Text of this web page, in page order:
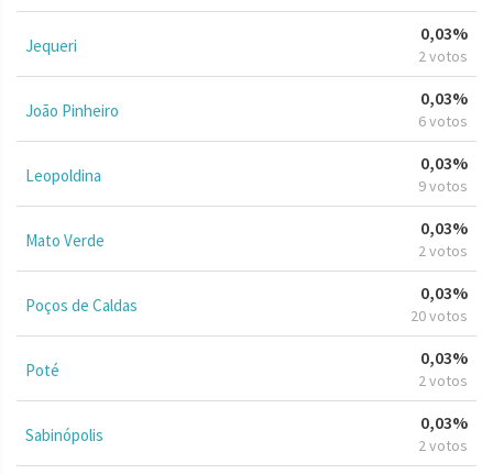
Jequeri
0,03%
2 votos
João Pinheiro
0,03%
6 votos
Leopoldina
0,03%
9 votos
Mato Verde
0,03%
2 votos
Poços de Caldas
0,03%
20 votos
Poté
0,03%
2 votos
Sabinópolis
0,03%
2 votos